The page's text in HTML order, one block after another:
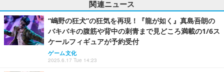
関連ニュース
“嶋野の狂犬”の狂気を再現！『龍が如く』真島吾朗の
バキバキの腹筋や背中の刺青まで見どころ満載の1/6ス
ケールフィギュアが予約受付
ゲーム文化
2025.6.17 Tue 14:23